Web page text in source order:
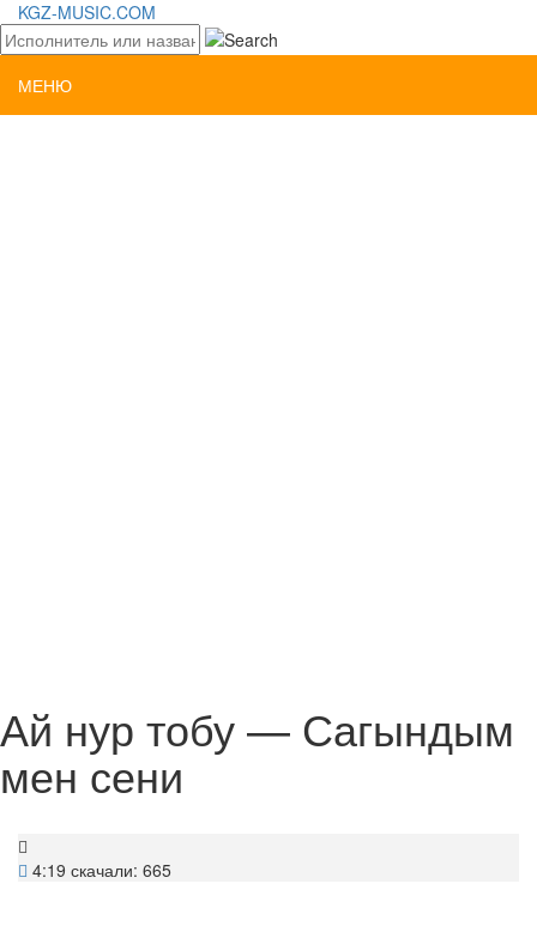
KGZ-MUSIC.COM
МЕНЮ
Ай нур тобу — Сагындым
мен сени
4:19 скачали: 665